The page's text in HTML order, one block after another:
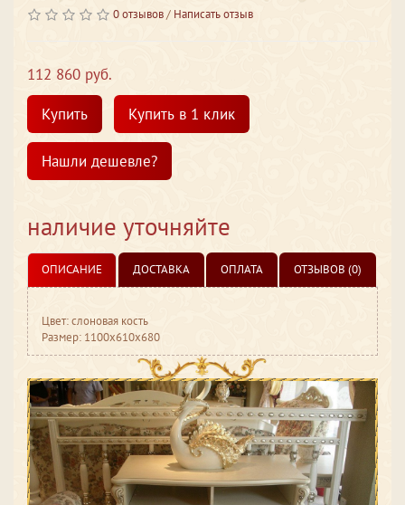
0 отзывов/ Написать отзыв
112 860 руб.
Купить
Купить в 1 клик
Нашли дешевле?
наличие уточняйте
ОПИСАНИЕ ДОСТАВКА ОПЛАТА ОТЗЫВОВ (0)
Цвет: слоновая кость
Размер: 1100x610x680